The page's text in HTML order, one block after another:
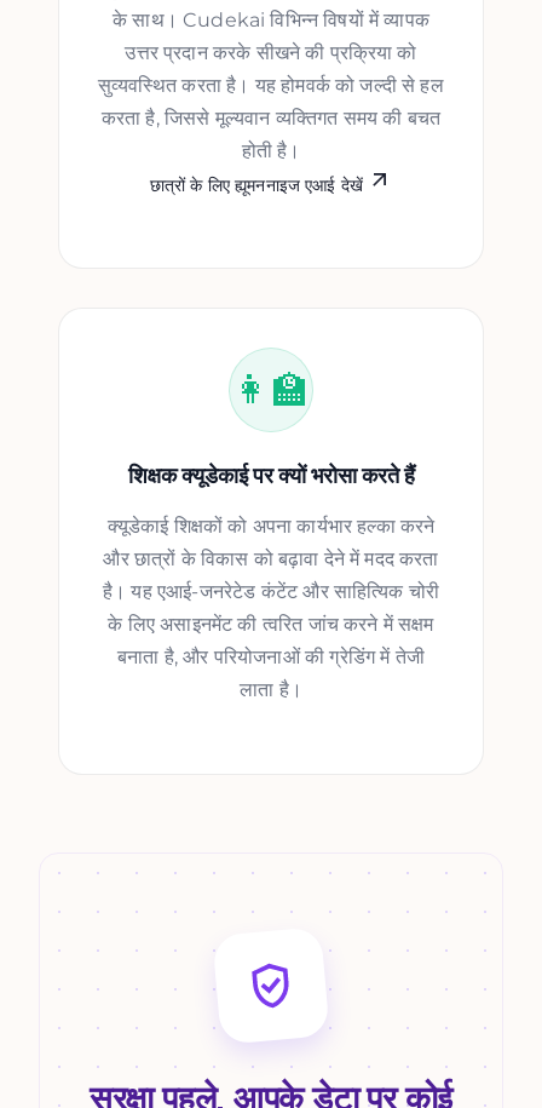
के साथ। Cudekai विभिन्न विषयों में व्यापक
उत्तर प्रदान करके सीखने की प्रक्रिया को
सुव्यवस्थित करता है। यह होमवर्क को जल्दी से हल
करता है, जिससे मूल्यवान व्यक्तिगत समय की बचत
होती है।
छात्रों के लिए ह्यूमननाइज एआई देखें
👩‍🏫
शिक्षक क्यूडेकाई पर क्यों भरोसा करते हैं
क्यूडेकाई शिक्षकों को अपना कार्यभार हल्का करने
और छात्रों के विकास को बढ़ावा देने में मदद करता
है। यह एआई-जनरेटेड कंटेंट और साहित्यिक चोरी
के लिए असाइनमेंट की त्वरित जांच करने में सक्षम
बनाता है, और परियोजनाओं की ग्रेडिंग में तेजी
लाता है।
सुरक्षा पहले, आपके डेटा पर कोई